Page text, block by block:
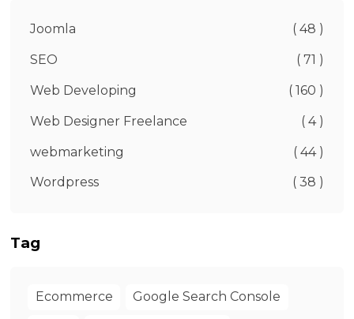
Joomla ( 48 )
SEO ( 71 )
Web Developing ( 160 )
Web Designer Freelance ( 4 )
webmarketing ( 44 )
Wordpress ( 38 )
Tag
Ecommerce Google Search Console